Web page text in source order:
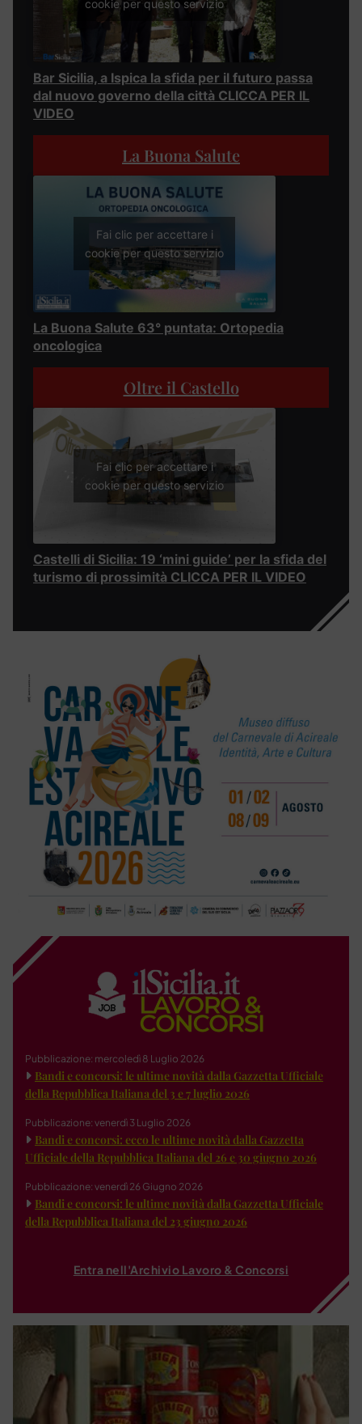
cookie per questo servizio
Bar Sicilia, a Ispica la sfida per il futuro passa
dal nuovo governo della città CLICCA PER IL
VIDEO
La Buona Salute
Fai clic per accettare i
cookie per questo servizio
La Buona Salute 63° puntata: Ortopedia
oncologica
Oltre il Castello
Fai clic per accettare i
cookie per questo servizio
Castelli di Sicilia: 19 ‘mini guide’ per la sfida del
turismo di prossimità CLICCA PER IL VIDEO
Pubblicazione: mercoledì 8 Luglio 2026
Bandi e concorsi: le ultime novità dalla Gazzetta Ufficiale
della Repubblica Italiana del 3 e 7 luglio 2026
Pubblicazione: venerdì 3 Luglio 2026
Bandi e concorsi: ecco le ultime novità dalla Gazzetta
Ufficiale della Repubblica Italiana del 26 e 30 giugno 2026
Pubblicazione: venerdì 26 Giugno 2026
Bandi e concorsi: le ultime novità dalla Gazzetta Ufficiale
della Repubblica Italiana del 23 giugno 2026
Entra nell'Archivio Lavoro & Concorsi